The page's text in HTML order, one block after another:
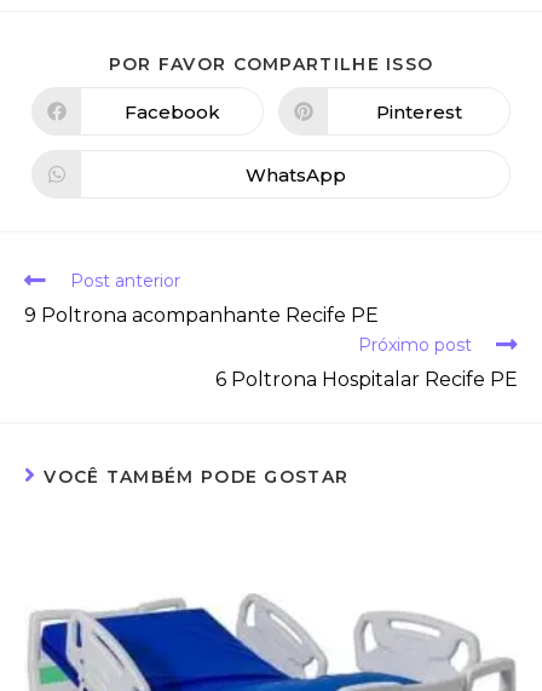
POR FAVOR COMPARTILHE ISSO
Facebook Pinterest
WhatsApp
Post anterior
9 Poltrona acompanhante Recife PE
Próximo post
6 Poltrona Hospitalar Recife PE
VOCÊ TAMBÉM PODE GOSTAR